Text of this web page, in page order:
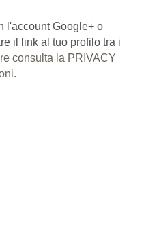
l'account Google+ o
il link al tuo profilo tra i
consulta la PRIVACY